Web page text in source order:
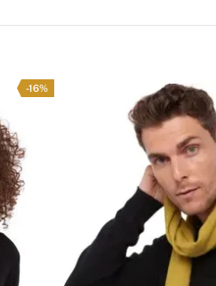
CÓ CÂU HỎI NÀO VỀ SẢN PHẨM NÀY KHÔNG?
LIÊN HỆ VỚI CHÚNG TÔI
-16%